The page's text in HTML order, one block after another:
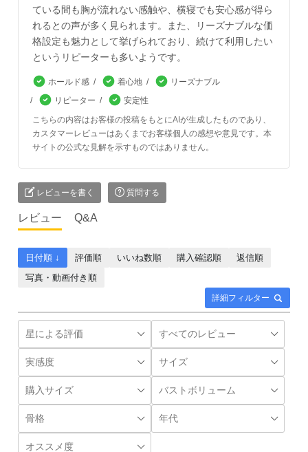
ている間も胸が流れない感触や、横寝でも安心感が得ら
れるとの声が多く見られます。また、リーズナブルな価
格設定も魅力として挙げられており、続けて利用したい
というリピーターも多いようです。
ホールド感 着心地
リーズナブル
リピーター
安定性
こちらの内容はお客様の投稿をもとにAIが生成したものであり、
カスタマーレビューはあくまでお客様個人の感想や意見です。本
サイトの公式な見解を示すものではありません。
レビューを書く 質問する
レビュー Q&A
詳細フィルター
日付順 ↓ 評価順 いいね数順 購入確認順
返信順
写真・動画付き順